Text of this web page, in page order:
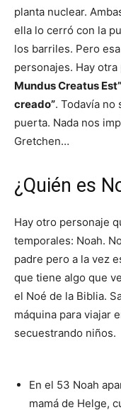
planta nuclear.
ella lo cerró con la
los barriles. Pero
personajes. Hay
Mundus Creatus Est”
creado”. Todavía no
puerta. Nada nos
Gretchen…
¿Quién es
Hay otro personaje
temporales: Noah.
padre pero a la vez
que tiene algo que
el Noé de la Biblia.
máquina para viajar
secuestrando niños.
En el 53 Noah
mamá de Helge,